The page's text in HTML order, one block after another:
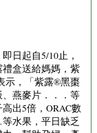
日起自5/10止，
盒送給媽媽，紫
示，「紫露®黑棗
燕麥片．．．等
出5倍，ORAC數
水果，平日缺乏